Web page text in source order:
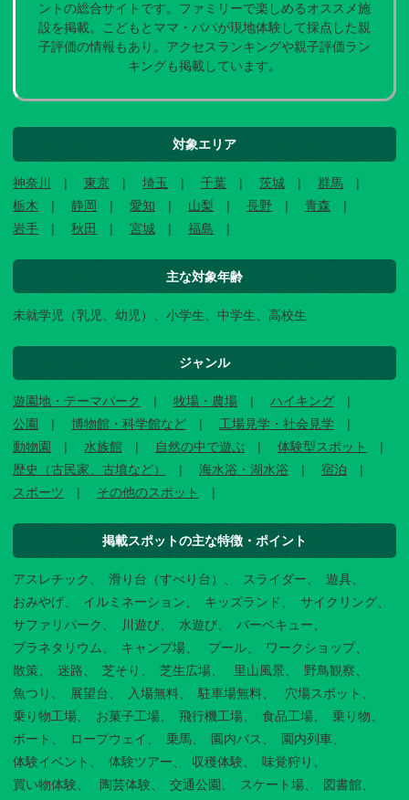
ントの総合サイトです。ファミリーで楽しめるオススメ施
設を掲載。こどもとママ・パパが現地体験して採点した親
子評価の情報もあり。アクセスランキングや親子評価ラン
キングも掲載しています。
対象エリア
神奈川 東京 埼玉 千葉 茨城
群馬
栃木
静岡 愛知 山梨 長野
青森
岩手
秋田 宮城 福島
主な対象年齢
未就学児（乳児、幼児）、小学生、中学生、高校生
ジャンル
遊園地・テーマパーク 牧場・農場
ハイキング
公園
博物館・科学館など
工場見学・社会見学
動物園
水族館 自然の中で遊ぶ
体験型スポット
歴史（古民家、古墳など）
海水浴・湖水浴
宿泊
スポーツ
その他のスポット
掲載スポットの主な特徴・ポイント
アスレチック 滑り台（すべり台） スライダー
遊具
おみやげ
イルミネーション キッズランド
サイクリング
サファリパーク
川遊び 水遊び
バーベキュー
プラネタリウム
キャンプ場 プール
ワークショップ
散策
迷路 芝そり 芝生広場 里山風景
野鳥観察
魚つり
展望台 入場無料 駐車場無料
穴場スポット
乗り物工場
お菓子工場 飛行機工場 食品工場
乗り物
ボート
ロープウェイ 乗馬 園内バス
園内列車
体験イベント
体験ツアー 収穫体験
味覚狩り
買い物体験
陶芸体験 交通公園 スケート場 図書館